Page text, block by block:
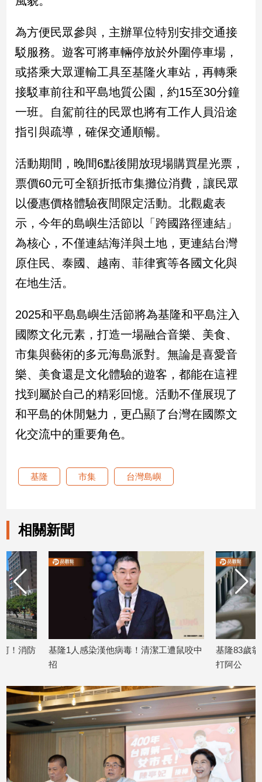
娛
樂
娛
星
流
行/
尚
追
生
活
建
築/
內
設
計
旅
遊/
美
食
星
命
消
親
子/
情
藝
術
／
文
創
／
電
薦
科
技/
遊
為方便民眾參與，主辦單位特別安排交通接
駁服務。遊客可將車輛停放於外圍停車場，
或搭乘大眾運輸工具至基隆火車站，再轉乘
接駁車前往和平島地質公園，約15至30分鐘
一班。自駕前往的民眾也將有工作人員沿途
指引與疏導，確保交通順暢。
活動期間，晚間6點後開放現場購買星光票，
票價60元可全額折抵市集攤位消費，讓民眾
以優惠價格體驗夜間限定活動。北觀處表
示，今年的島嶼生活節以「跨國路徑連結」
為核心，不僅連結海洋與土地，更連結台灣
原住民、泰國、越南、菲律賓等各國文化與
在地生活。
2025和平島島嶼生活節將為基隆和平島注入
國際文化元素，打造一場融合音樂、美食、
市集與藝術的多元海島派對。無論是喜愛音
樂、美食還是文化體驗的遊客，都能在這裡
找到屬於自己的精彩回憶。活動不僅展現了
和平島的休閒魅力，更凸顯了台灣在國際文
化交流中的重要角色。
基隆 市集 台灣島嶼
相關新聞
基隆1人感染漢他病毒！清潔工遭鼠咬中
基隆83歲翁昏迷13天